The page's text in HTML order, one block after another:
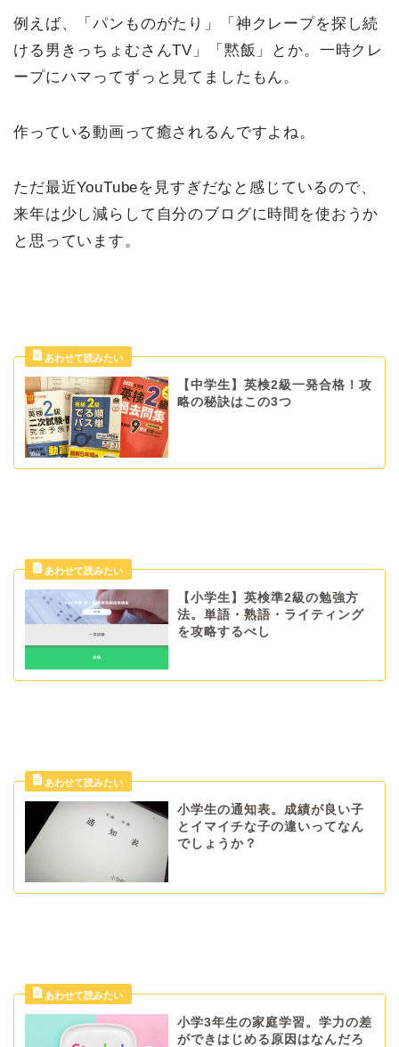
例えば、「パンものがたり」「神クレープを探し続
ける男きっちょむさんTV」「黙飯」とか。一時クレ
ープにハマってずっと見てましたもん。
作っている動画って癒されるんですよね。
ただ最近YouTubeを見すぎだなと感じているので、
来年は少し減らして自分のブログに時間を使おうか
と思っています。
【中学生】英検2級一発合格！攻
略の秘訣はこの3つ
【小学生】英検準2級の勉強方
法。単語・熟語・ライティング
を攻略するべし
小学生の通知表。成績が良い子
とイマイチな子の違いってなん
でしょうか？
小学3年生の家庭学習。学力の差
ができはじめる原因はなんだろ